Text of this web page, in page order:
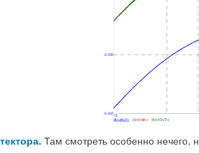
Там смотреть особенно нечего,